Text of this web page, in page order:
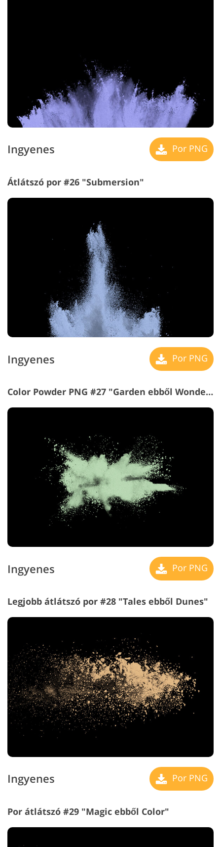
Ingyenes Por PNG
Átlátszó por #26 "Submersion"
Ingyenes Por PNG
Color Powder PNG #27 "Garden ebből Wonders"
Ingyenes Por PNG
Legjobb átlátszó por #28 "Tales ebből Dunes"
Ingyenes Por PNG
Por átlátszó #29 "Magic ebből Color"